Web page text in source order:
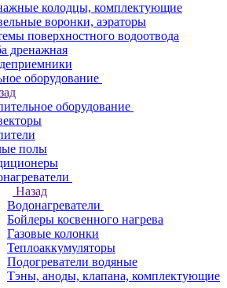
колодцы, комплектующие
воронки, аэраторы
поверхностного водоотвода
дренажная
оборудование
оборудование
полы
Назад
Водонагреватели
Бойлеры косвенного нагрева
Газовые колонки
Теплоаккумуляторы
Подогреватели водяные
Тэны, аноды, клапана, комплектующие